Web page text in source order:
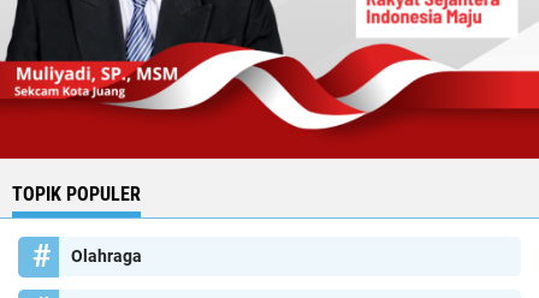
TOPIK POPULER
Olahraga